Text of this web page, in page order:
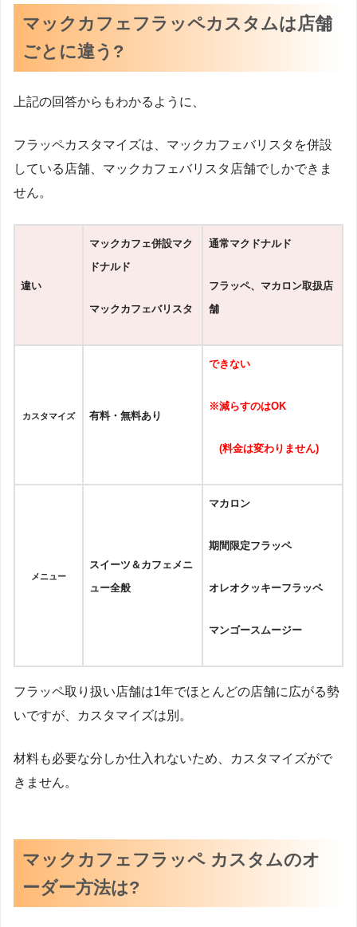
マックカフェフラッペカスタムは店舗
ごとに違う?
上記の回答からもわかるように、
フラッペカスタマイズは、マックカフェバリスタを併設
している店舗、マックカフェバリスタ店舗でしかできま
せん。
違い
マックカフェ併設マク
ドナルド
マックカフェバリスタ
通常マクドナルド
フラッペ、マカロン取扱店
舗
カスタマイズ 有料・無料あり
できない
※減らすのはOK
(料金は変わりません)
メニュー
スイーツ＆カフェメニ
ュー全般
マカロン
期間限定フラッペ
オレオクッキーフラッペ
マンゴースムージー
フラッペ取り扱い店舗は1年でほとんどの店舗に広がる勢
いですが、カスタマイズは別。
材料も必要な分しか仕入れないため、カスタマイズがで
きません。
マックカフェフラッペ カスタムのオ
ーダー方法は?